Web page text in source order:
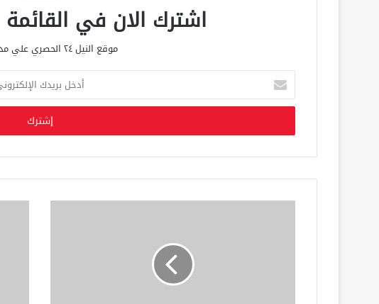
اشترك الان في القائمة
موقع النيل ٢٤ الحصري علي مدار الساعة
خ
ب
د
ك